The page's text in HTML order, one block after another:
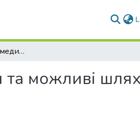
Оцінка становища медичної освіти під час війни та можливі шляхи його оптимізації
та можливі